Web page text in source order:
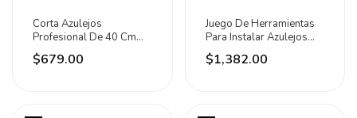
Corta Azulejos
Profesional De 40 Cm
Aksi
$679.00
Juego De Herramientas
Para Instalar Azulejos
Marca Surtek
$1,382.00